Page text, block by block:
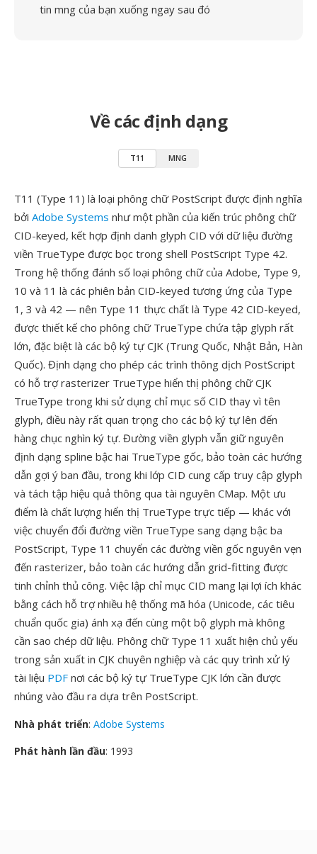
tin mng của bạn xuống ngay sau đó
Về các định dạng
T11 MNG
T11 (Type 11) là loại phông chữ PostScript được định nghĩa
bởi Adobe Systems như một phần của kiến trúc phông chữ
CID-keyed, kết hợp định danh glyph CID với dữ liệu đường
viền TrueType được bọc trong shell PostScript Type 42.
Trong hệ thống đánh số loại phông chữ của Adobe, Type 9,
10 và 11 là các phiên bản CID-keyed tương ứng của Type
1, 3 và 42 — nên Type 11 thực chất là Type 42 CID-keyed,
được thiết kế cho phông chữ TrueType chứa tập glyph rất
lớn, đặc biệt là các bộ ký tự CJK (Trung Quốc, Nhật Bản, Hàn
Quốc). Định dạng cho phép các trình thông dịch PostScript
có hỗ trợ rasterizer TrueType hiển thị phông chữ CJK
TrueType trong khi sử dụng chỉ mục số CID thay vì tên
glyph, điều này rất quan trọng cho các bộ ký tự lên đến
hàng chục nghìn ký tự. Đường viền glyph vẫn giữ nguyên
định dạng spline bậc hai TrueType gốc, bảo toàn các hướng
dẫn gợi ý ban đầu, trong khi lớp CID cung cấp truy cập glyph
và tách tập hiệu quả thông qua tài nguyên CMap. Một ưu
điểm là chất lượng hiển thị TrueType trực tiếp — khác với
việc chuyển đổi đường viền TrueType sang dạng bậc ba
PostScript, Type 11 chuyển các đường viền gốc nguyên vẹn
đến rasterizer, bảo toàn các hướng dẫn grid-fitting được
tinh chỉnh thủ công. Việc lập chỉ mục CID mang lại lợi ích khác
bằng cách hỗ trợ nhiều hệ thống mã hóa (Unicode, các tiêu
chuẩn quốc gia) ánh xạ đến cùng một bộ glyph mà không
cần sao chép dữ liệu. Phông chữ Type 11 xuất hiện chủ yếu
trong sản xuất in CJK chuyên nghiệp và các quy trình xử lý
tài liệu PDF nơi các bộ ký tự TrueType CJK lớn cần được
nhúng vào đầu ra dựa trên PostScript.
Nhà phát triển: Adobe Systems
Phát hành lần đầu: 1993